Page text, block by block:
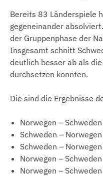
Bereits 83 Länderspiele
gegeneinander
der Gruppenphase der
Insgesamt schnitt
deutlich besser ab als
durchsetzen konnten.
Die sind die Ergebnisse
Norwegen –
Schweden –
Schweden –
Norwegen –
Norwegen –